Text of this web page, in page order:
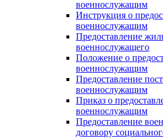
военнослужащим
Инструкция о
военнослужащим
Предоставление
военнослужащего
Положение о
военнослужащим
Предоставление
военнослужащим
Приказ о
военнослужащим
Предоставление
договору